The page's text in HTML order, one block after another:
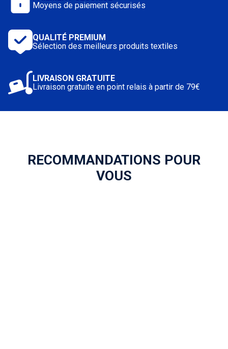
Moyens de paiement sécurisés
QUALITÉ PREMIUM
Sélection des meilleurs produits textiles
LIVRAISON GRATUITE
Livraison gratuite en point relais à partir de 79€
RECOMMANDATIONS POUR
VOUS